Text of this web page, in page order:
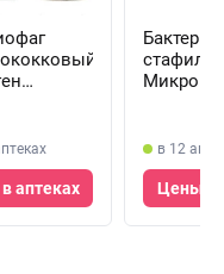
100 мл
аптеках
прим. по
№4
в 12
Цены в